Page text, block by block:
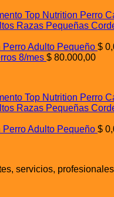
Top Nutrition Perro
Adulto Pequeño $
8/mes $ 80.000,00
Top Nutrition Perro
Adulto Pequeño $
servicios,